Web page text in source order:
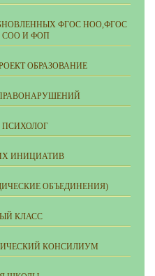
ФГОС НОО,ФГОС
СОО И ФОП
ОБРАЗОВАНИЕ
ПСИХОЛОГ
ИНИЦИАТИВ
ОБЪЕДИНЕНИЯ)
КЛАСС
КОНСИЛИУМ